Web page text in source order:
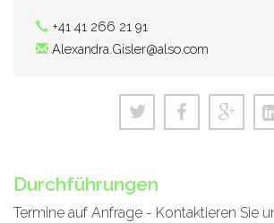
+41 41 266 21 91
Alexandra.Gisler@also.com
Durchführungen
Termine auf Anfrage - Kontaktieren Sie